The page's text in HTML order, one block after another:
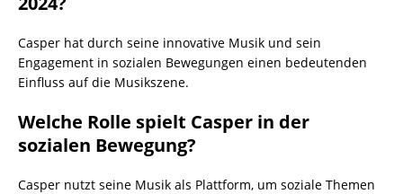
Casper hat durch seine innovative Musik und sein
Engagement in sozialen Bewegungen einen bedeutenden
Einfluss auf die Musikszene.
Welche Rolle spielt Casper in der
sozialen Bewegung?
Casper nutzt seine Musik als Plattform, um soziale Themen